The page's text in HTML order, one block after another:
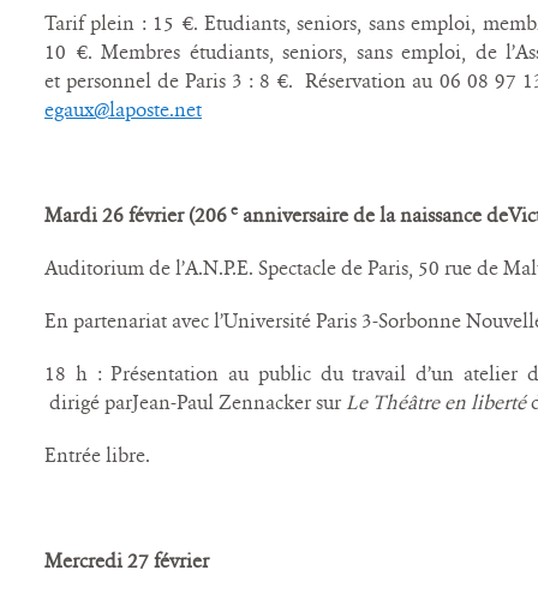
Tarif plein : 15 €. Etudiants, seniors, sans emploi,
10 €. Membres étudiants, seniors, sans emploi, de
et personnel de Paris 3 : 8 €. Réservation au 06 08 97
egaux@laposte.net
Mardi 26 février (206e anniversaire de la naissance
Auditorium de l’A.N.P.E. Spectacle de Paris, 50 rue de
En partenariat avec l’Université Paris 3-Sorbonne
18 h : Présentation au public du travail d’un atelier
dirigé parJean-Paul Zennacker sur Le Théâtre en liberté
Entrée libre.
Mercredi 27 février